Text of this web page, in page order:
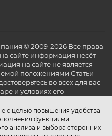
с целью повышения удобства
функциями
анализа и выбора сторонних
© 2009-2026 Все права
сайте информация несёт
на сайте не является
положениями Статьи
во всех для вас
и условиях его